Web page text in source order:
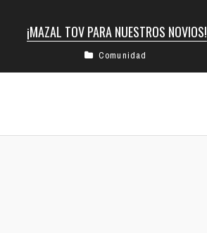
¡MAZAL TOV PARA NUESTROS NOVIOS!
Comunidad